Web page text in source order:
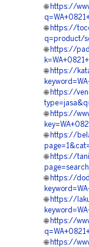
🌐 https://
🌐 https://
q=product/
🌐 https://
🌐 https://
🌐 https://
🌐 https://
🌐 https://
🌐 https://
🌐 https://
🌐 https://
🌐 https://
🌐 https://